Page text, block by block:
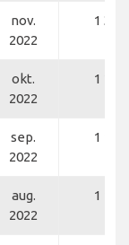
nov.
2022
1 336
okt.
2022
1 288
sep.
2022
1 175
aug.
2022
1 124